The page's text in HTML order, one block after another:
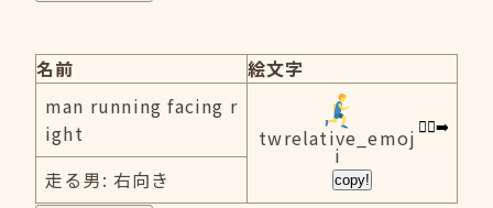
名前
絵文字
man running facing r
ight
twrelative_emoj
i
copy!
走る男: 右向き